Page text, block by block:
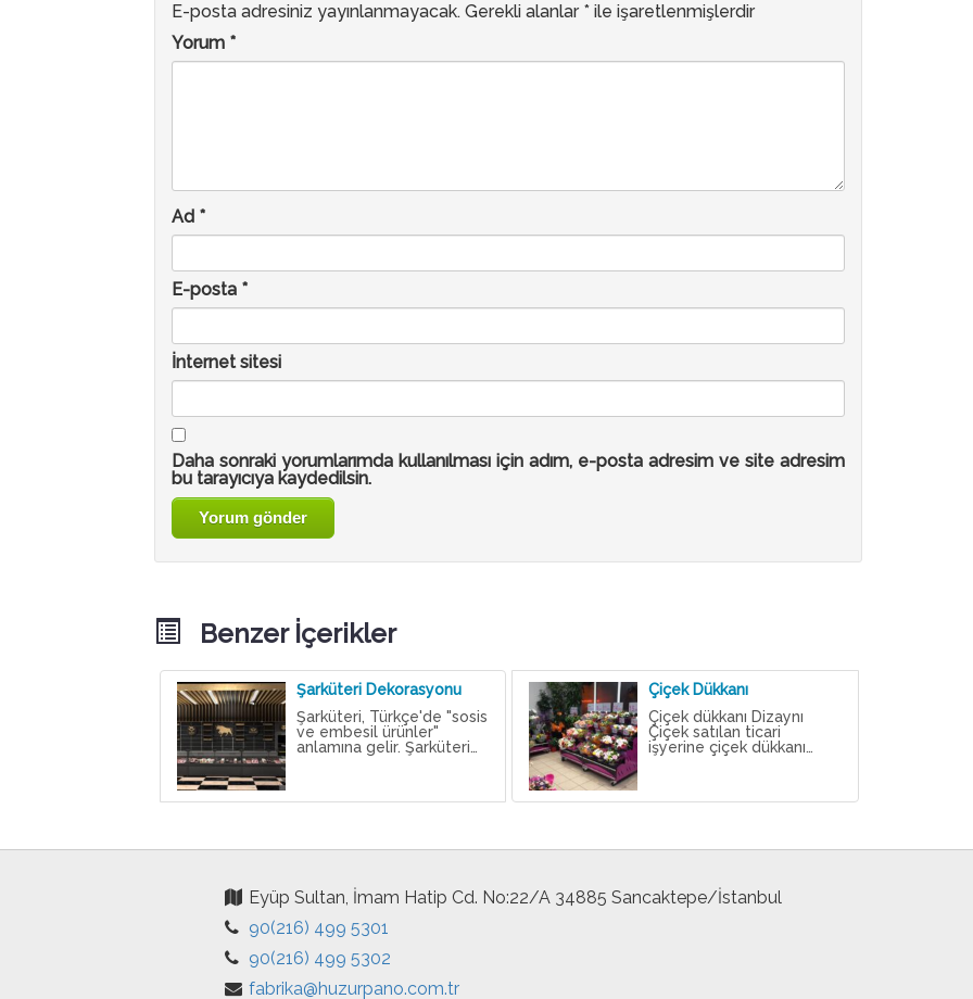
E-posta adresiniz yayınlanmayacak. Gerekli alanlar *ile işaretlenmişlerdir
Yorum *
Ad *
E-posta *
İnternet sitesi
Daha sonraki yorumlarımda kullanılması için adım, e-posta adresim ve site adresim
bu tarayıcıya kaydedilsin.
Benzer İçerikler
Şarküteri Dekorasyonu
Şarküteri, Türkçe'de "sosis
ve embesil ürünler"
anlamına gelir. Şarküteri…
Çiçek Dükkanı
Çiçek dükkanı Dizaynı
Çiçek satılan ticari
işyerine çiçek dükkanı…
Eyüp Sultan, İmam Hatip Cd. No:22/A 34885 Sancaktepe/İstanbul
90(216) 499 5301
90(216) 499 5302
fabrika@huzurpano.com.tr